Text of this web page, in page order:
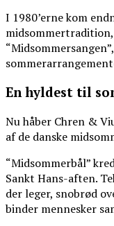
I 1980’erne kom
En hyldest til
Nu håber Chren &
af de danske
“Midsommerbål”
Sankt Hans-aften.
der leger, snobrød
binder mennesker